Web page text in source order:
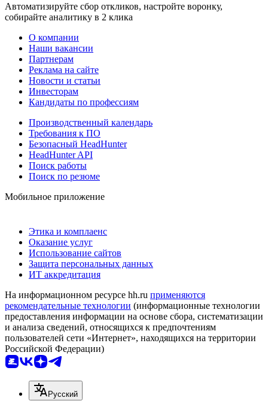
Автоматизируйте сбор откликов, настройте воронку,
собирайте аналитику в 2 клика
О компании
Наши вакансии
Партнерам
Реклама на сайте
Новости и статьи
Инвесторам
Кандидаты по профессиям
Производственный календарь
Требования к ПО
Безопасный HeadHunter
HeadHunter API
Поиск работы
Поиск по резюме
Мобильное приложение
Этика и комплаенс
Оказание услуг
Использование сайтов
Защита персональных данных
ИТ аккредитация
На информационном ресурсе hh.ru применяются
рекомендательные технологии (информационные технологии
предоставления информации на основе сбора, систематизации
и анализа сведений, относящихся к предпочтениям
пользователей сети «Интернет», находящихся на территории
Российской Федерации)
Русский